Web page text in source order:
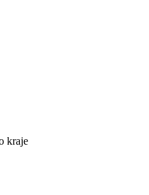
kraje